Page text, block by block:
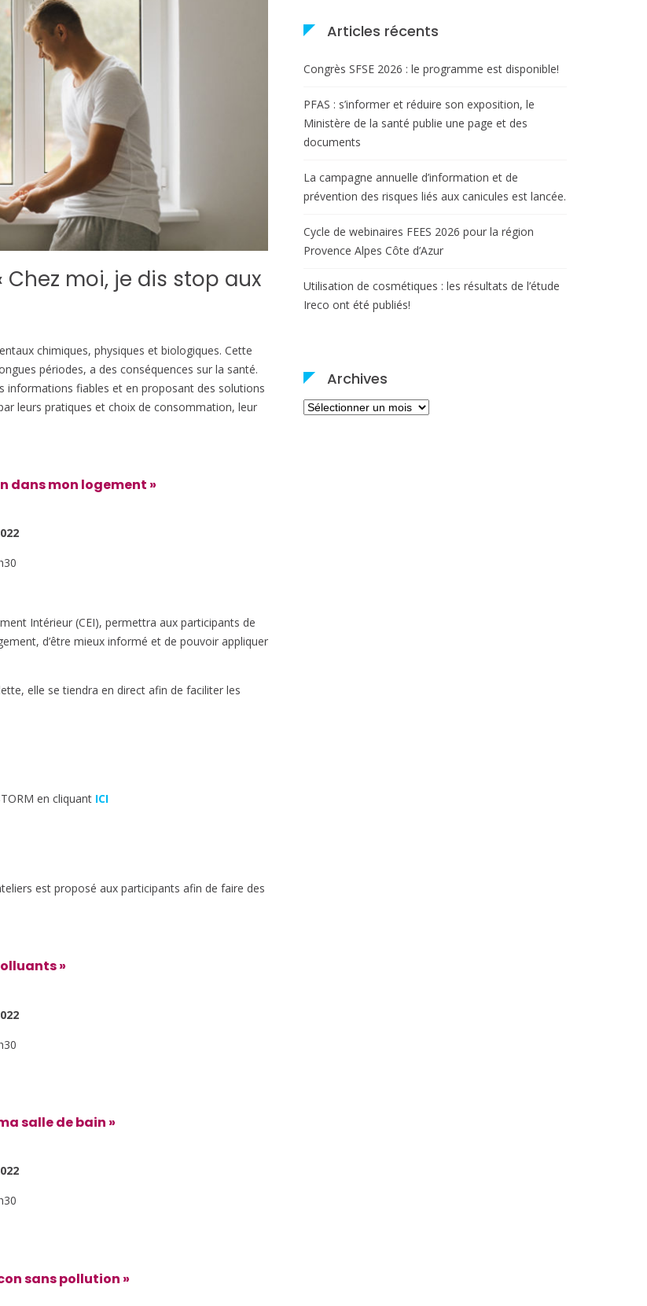
moi, je dis stop aux
chimiques, physiques et biologiques. Cette
périodes, a des conséquences sur la santé.
informations fiables et en proposant des solutions
leurs pratiques et choix de consommation, leur
dans mon logement »
Intérieur (CEI), permettra aux participants de
d’être mieux informé et de pouvoir appliquer
elle se tiendra en direct afin de faciliter les
en cliquant ICI
est proposé aux participants afin de faire des
»
salle de bain »
sans pollution »
Articles récents
Congrès SFSE 2026 : le programme est disponible!
PFAS : s’informer et réduire son exposition, le
Ministère de la santé publie une page et des
documents
La campagne annuelle d’information et de
prévention des risques liés aux canicules est lancée.
Cycle de webinaires FEES 2026 pour la région
Provence Alpes Côte d’Azur
Utilisation de cosmétiques : les résultats de l’étude
Ireco ont été publiés!
Archives
Archives